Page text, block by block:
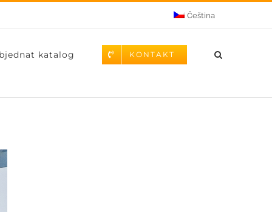
Čeština
katalog KONTAKT